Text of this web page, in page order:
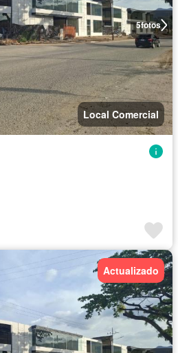
5fotos
Local Comercial
Actualizado